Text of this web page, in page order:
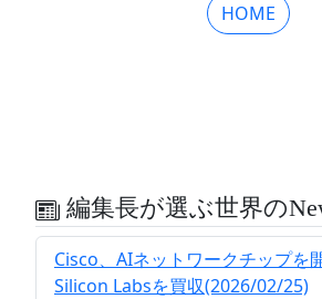
HOME
編集長が選ぶ世界の
Cisco、AIネットワークチップを
Silicon Labsを買収(2026/02/25)